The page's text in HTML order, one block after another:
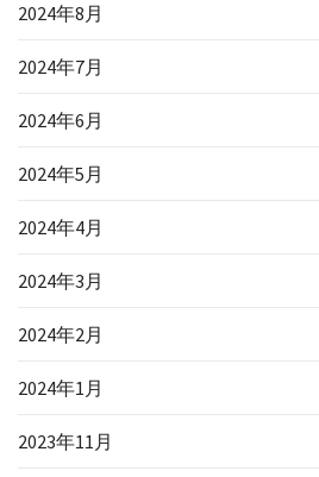
2024年8月
2024年7月
2024年6月
2024年5月
2024年4月
2024年3月
2024年2月
2024年1月
2023年11月